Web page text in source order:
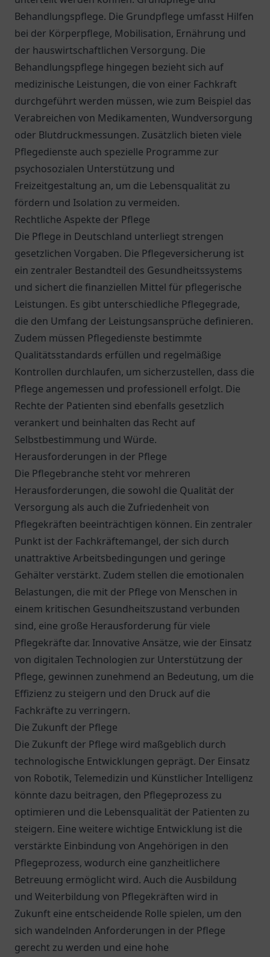
Behandlungspflege. Die Grundpflege umfasst Hilfen
bei der Körperpflege, Mobilisation, Ernährung und
der hauswirtschaftlichen Versorgung. Die
Behandlungspflege hingegen bezieht sich auf
medizinische Leistungen, die von einer Fachkraft
durchgeführt werden müssen, wie zum Beispiel das
Verabreichen von Medikamenten, Wundversorgung
oder Blutdruckmessungen. Zusätzlich bieten viele
Pflegedienste auch spezielle Programme zur
psychosozialen Unterstützung und
Freizeitgestaltung an, um die Lebensqualität zu
fördern und Isolation zu vermeiden.
Rechtliche Aspekte der Pflege
Die Pflege in Deutschland unterliegt strengen
gesetzlichen Vorgaben. Die Pflegeversicherung ist
ein zentraler Bestandteil des Gesundheitssystems
und sichert die finanziellen Mittel für pflegerische
Leistungen. Es gibt unterschiedliche Pflegegrade,
die den Umfang der Leistungsansprüche definieren.
Zudem müssen Pflegedienste bestimmte
Qualitätsstandards erfüllen und regelmäßige
Kontrollen durchlaufen, um sicherzustellen, dass die
Pflege angemessen und professionell erfolgt. Die
Rechte der Patienten sind ebenfalls gesetzlich
verankert und beinhalten das Recht auf
Selbstbestimmung und Würde.
Herausforderungen in der Pflege
Die Pflegebranche steht vor mehreren
Herausforderungen, die sowohl die Qualität der
Versorgung als auch die Zufriedenheit von
Pflegekräften beeinträchtigen können. Ein zentraler
Punkt ist der Fachkräftemangel, der sich durch
unattraktive Arbeitsbedingungen und geringe
Gehälter verstärkt. Zudem stellen die emotionalen
Belastungen, die mit der Pflege von Menschen in
einem kritischen Gesundheitszustand verbunden
sind, eine große Herausforderung für viele
Pflegekräfte dar. Innovative Ansätze, wie der Einsatz
von digitalen Technologien zur Unterstützung der
Pflege, gewinnen zunehmend an Bedeutung, um die
Effizienz zu steigern und den Druck auf die
Fachkräfte zu verringern.
Die Zukunft der Pflege
Die Zukunft der Pflege wird maßgeblich durch
technologische Entwicklungen geprägt. Der Einsatz
von Robotik, Telemedizin und Künstlicher Intelligenz
könnte dazu beitragen, den Pflegeprozess zu
optimieren und die Lebensqualität der Patienten zu
steigern. Eine weitere wichtige Entwicklung ist die
verstärkte Einbindung von Angehörigen in den
Pflegeprozess, wodurch eine ganzheitlichere
Betreuung ermöglicht wird. Auch die Ausbildung
und Weiterbildung von Pflegekräften wird in
Zukunft eine entscheidende Rolle spielen, um den
sich wandelnden Anforderungen in der Pflege
gerecht zu werden und eine hohe